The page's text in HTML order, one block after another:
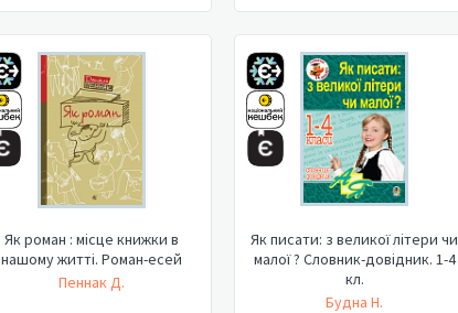
Як роман : місце книжки в
нашому житті. Роман-есей
Пеннак Д.
Як писати: з великої літери чи
малої ? Словник-довідник. 1-4
кл.
Будна Н.